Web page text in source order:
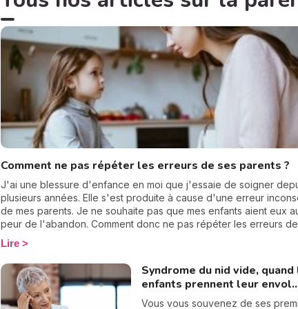
Comment ne pas répéter les erreurs de ses parents ?
J'ai une blessure d'enfance en moi que j'essaie de soigner
plusieurs années. Elle s'est produite à cause d'une erreur
de mes parents. Je ne souhaite pas que mes enfants aient eux
peur de l'abandon. Comment donc ne pas répéter les erreurs
parents sur nos enfants ? Quelles sont les solutions pour
modèle ? J'ai creusé le sujet et voici ce que j'ai trouvé à ce
Lire
Syndrome du nid vide, quand
enfants prennent leur
Vous vous souvenez de ses